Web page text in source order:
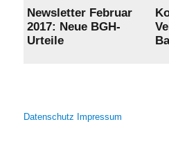
Previous
post:
Newsletter Februar
2017: Neue BGH-
Urteile
Next
post:
Datenschutz Impressum